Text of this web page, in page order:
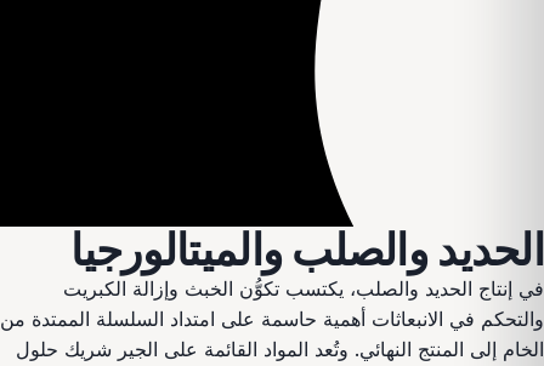
الحديد والصلب والميتالورجيا
في إنتاج الحديد والصلب، يكتسب تكوُّن الخبث وإزالة الكبريت
والتحكم في الانبعاثات أهمية حاسمة على امتداد السلسلة الممتدة من
الخام إلى المنتج النهائي. وتُعد المواد القائمة على الجير شريك حلول